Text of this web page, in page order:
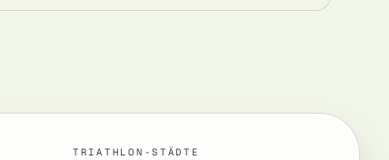
TRIATHLON-STÄDTE